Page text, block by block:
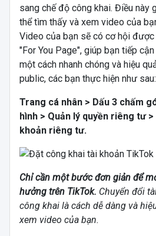
sang chế độ công khai. Điều này
thể tìm thấy và xem video của
Video của bạn sẽ có cơ hội
"For You Page", giúp bạn tiếp
một cách nhanh chóng và hiệu
public, các bạn thực hiện như sau:
Trang cá nhân > Dấu 3 chấm
hình > Quản lý quyền riêng tư
khoản riêng tư.
Chỉ cần một bước đơn giản để
hưởng trên TikTok. Chuyển đổi
công khai là cách dễ dàng và
xem video của bạn.